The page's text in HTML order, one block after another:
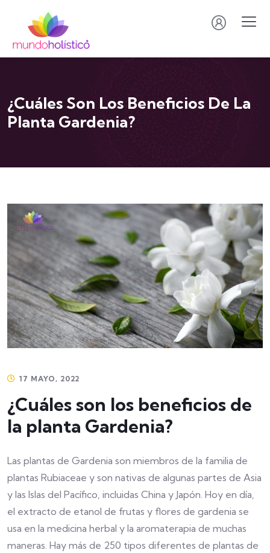
¿Cuáles Son Los Beneficios De La
Planta Gardenia?
17 MAYO, 2022
¿Cuáles son los beneficios de
la planta Gardenia?
Las plantas de Gardenia son miembros de la familia de
plantas Rubiaceae y son nativas de algunas partes de Asia
y las Islas del Pacífico, incluidas China y Japón. Hoy en día,
el extracto de etanol de frutas y flores de gardenia se
usa en la medicina herbal y la aromaterapia de muchas
maneras. Hay más de 250 tipos diferentes de plantas de